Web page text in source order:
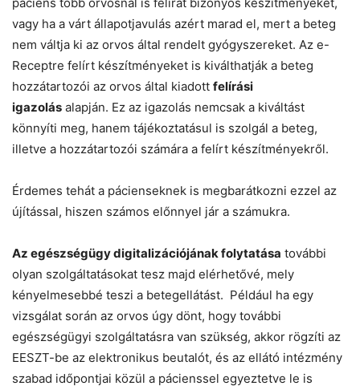
vagy ha a várt állapotjavulás azért marad el, mert a beteg
nem váltja ki az orvos által rendelt gyógyszereket. Az e-
Receptre felírt készítményeket is kiválthatják a beteg
hozzátartozói az orvos által kiadott felírási
igazolás alapján. Ez az igazolás nemcsak a kiváltást
könnyíti meg, hanem tájékoztatásul is szolgál a beteg,
illetve a hozzátartozói számára a felírt készítményekről.
Érdemes tehát a pácienseknek is megbarátkozni ezzel az
újítással, hiszen számos előnnyel jár a számukra.
Az egészségügy digitalizációjának folytatása további
olyan szolgáltatásokat tesz majd elérhetővé, mely
kényelmesebbé teszi a betegellátást. Például ha egy
vizsgálat során az orvos úgy dönt, hogy további
egészségügyi szolgáltatásra van szükség, akkor rögzíti az
EESZT-be az elektronikus beutalót, és az ellátó intézmény
szabad időpontjai közül a pácienssel egyeztetve le is